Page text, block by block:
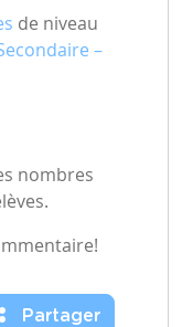
de niveau
–
nombres
Partager